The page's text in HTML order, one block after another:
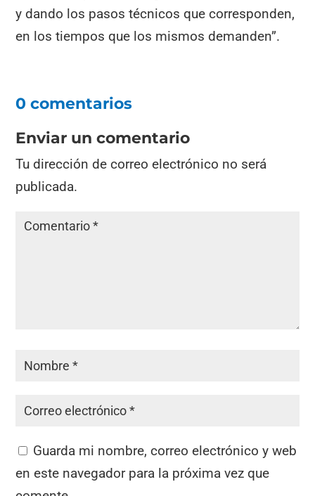
y dando los pasos técnicos que corresponden,
en los tiempos que los mismos demanden”.
0 comentarios
Enviar un comentario
Tu dirección de correo electrónico no será
publicada.
Guarda mi nombre, correo electrónico y web
en este navegador para la próxima vez que